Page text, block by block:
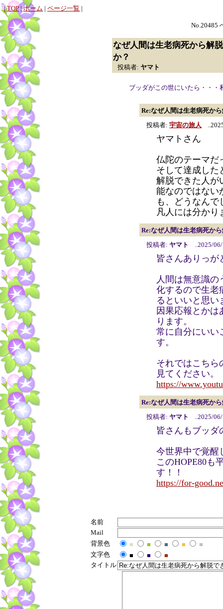
|TOP|ホーム | ページ一覧 |
No.20485
なぜ人間は生老病死から解
か？
投稿者: ヤマト
ブッダがこの世にいたら・・・
Re:なぜ人間は生老病死か
投稿者: 宇宙の旅人
ヤマトさん
仏陀のテーマだ
そして達成した
解脱できた人が
能なのではない
も、どうなんで
凡人には分かり
Re:なぜ人間は生老病死か
投稿者: ヤマト ..2025/06/
皆さんありっが
人間は無意識
化するので生老
るといいと思い
因果応報とか
ります。
常に自分にいい
す。
それではこちら
見てください。
https://
Re:なぜ人間は生老病死か
投稿者: ヤマト ..2025/06/
皆さんもブッダ
今世界中で覚醒
このHOPE80も
す！！
https://for-
名前
Mail
背景色
■ ■ ■ ■
■
文字色
■ ■
■
タイトル